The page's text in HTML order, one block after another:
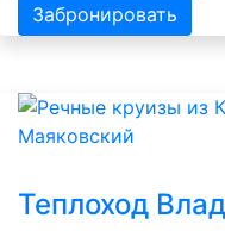
Забронировать
Теплоход